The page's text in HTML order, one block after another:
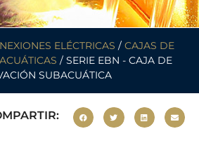
ELÉCTRICAS / CAJAS DE
/ SERIE EBN - CAJA DE
SUBACUÁTICA